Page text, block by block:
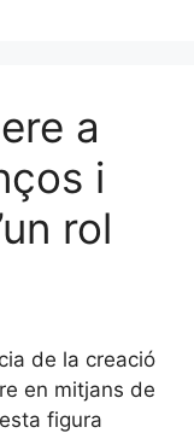
a
i
rol
de la creació
en mitjans de
figura